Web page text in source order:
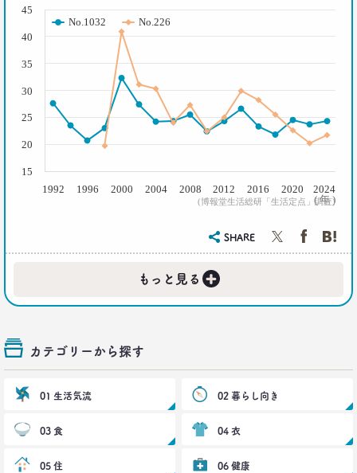
｢無趣味になっていく日本人｣の実態と背景事情
生活総研 上席研究員
三矢正浩
それでも｢現金派｣という男女3人が語る理由
生活総研 上席研究員
三矢正浩
2018.01.11
｢WEBコンテンツは私の先生｣な時代
博報堂 第一プラニング局
「答えを探さない」という使い方。
｢もう欲しいモノなんてないよね～｣
( 年 )
(博報堂生活総研「生活定点」調査)
No.1032 No.226
1992 1996 2000 2004 2008 2012 2016 2020 2024
20
30
15
25
35
40
45
SHARE
もっと見る +
カテゴリーから探す
01 生活気流 02 暮らし向き
03 食 04 衣
05 住 06 健康